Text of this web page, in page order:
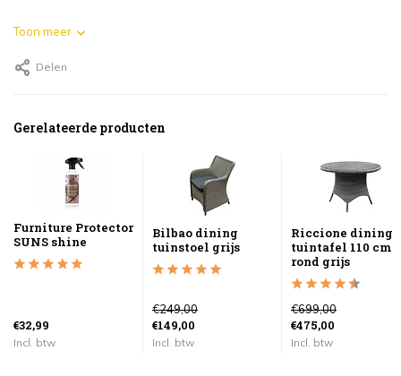
Toon meer
Delen
Gerelateerde producten
Furniture Protector
SUNS shine
€32,99
Incl. btw
Bilbao dining
tuinstoel grijs
€249,00
€149,00
Incl. btw
Riccione dining
tuintafel 110 cm
rond grijs
€699,00
€475,00
Incl. btw